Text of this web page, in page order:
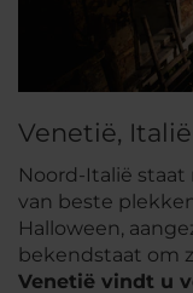
Venetië, Italië
Noord-Italië
van beste
Halloween,
bekendstaat om
Venetië vindt u